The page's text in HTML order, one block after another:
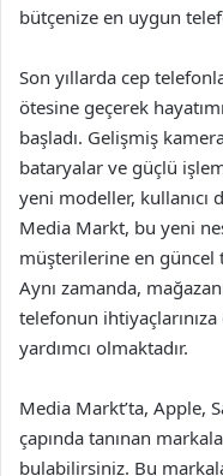
bütçenize en uygun
Son yıllarda cep
ötesine geçerek
başladı. Gelişmiş
bataryalar ve güçlü
yeni modeller, kullanıcı
Media Markt, bu yeni
müşterilerine en güncel
Aynı zamanda,
telefonun
yardımcı olmaktadır.
Media Markt’ta, Apple,
çapında tanınan
bulabilirsiniz. Bu